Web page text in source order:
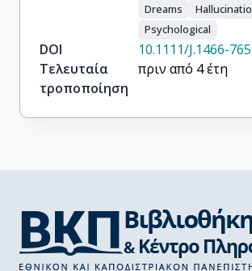
Dreams
Psychological
DOI
10.1111/J.1466-
Τελευταία
τροποποίηση
πριν από 4 έτη